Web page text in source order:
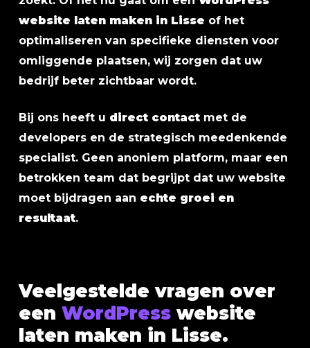
website laten maken in Lisse of het
optimaliseren van specifieke diensten voor
omliggende plaatsen, wij zorgen dat uw
bedrijf beter zichtbaar wordt.
Bij ons heeft u direct contactmet de
developers en de strategisch meedenkende
specialist. Geen anoniem platform, maar een
betrokken team dat begrijpt dat uw website
moet bijdragen aan echte groei en
resultaat.
Veelgestelde vragen over
een WordPresswebsite
laten maken in Lisse.